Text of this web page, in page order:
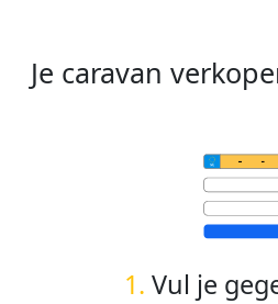
Je caravan
1. Vul je